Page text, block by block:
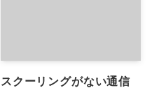
スクーリングがない通信